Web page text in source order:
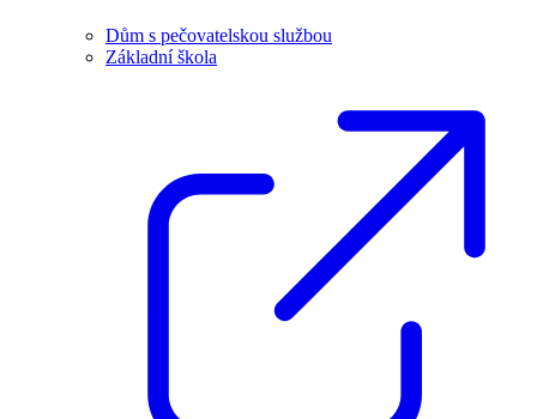
Dům s pečovatelskou službou
Základní škola